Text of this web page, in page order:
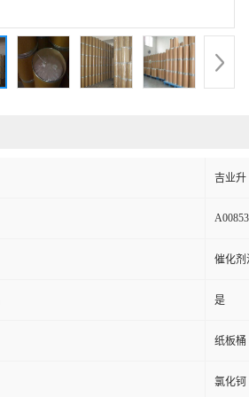
吉业升
A00853
催化剂
是
纸板桶
氯化钶